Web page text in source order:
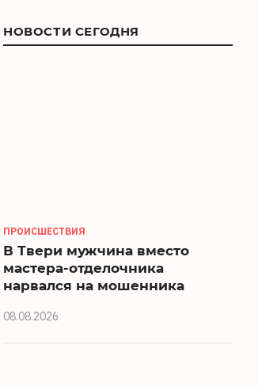
НОВОСТИ СЕГОДНЯ
ПРОИСШЕСТВИЯ
В Твери мужчина вместо
мастера-отделочника
нарвался на мошенника
08.08.2026